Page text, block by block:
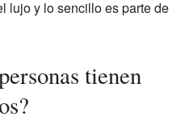
lujo y lo sencillo es parte de
tienen